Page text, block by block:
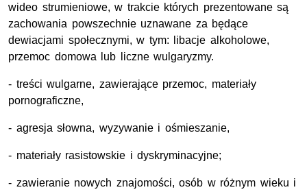
wideo strumieniowe, w trakcie których prezentowane są
zachowania powszechnie uznawane za będące
dewiacjami społecznymi, w tym: libacje alkoholowe,
przemoc domowa lub liczne wulgaryzmy.
- treści wulgarne, zawierające przemoc, materiały
pornograficzne,
- agresja słowna, wyzywanie i ośmieszanie,
- materiały rasistowskie i dyskryminacyjne;
- zawieranie nowych znajomości, osób w różnym wieku i